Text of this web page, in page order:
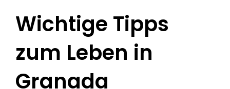
Wichtige Tipps
zum Leben in
Granada